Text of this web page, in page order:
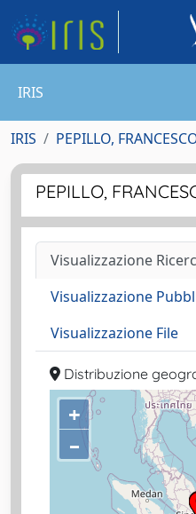
IRIS
IRIS PEPILLO,
PEPILLO,
Visualizzazione
Visualizzazione
Visualizzazione File
Distribuzione
+
–